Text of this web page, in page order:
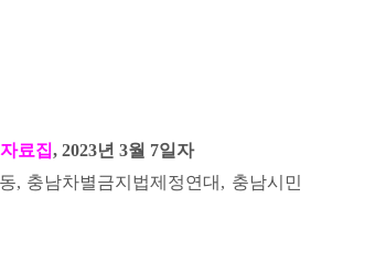
료집, 2023년 3월 7일자
, 충남차별금지법제정연대, 충남시민